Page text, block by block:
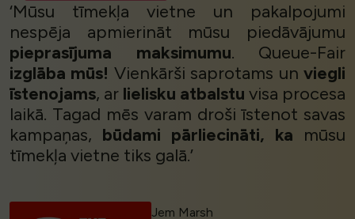
‘Mūsu tīmekļa vietne un pakalpojumi
nespēja apmierināt mūsu piedāvājumu
pieprasījuma maksimumu. Queue-Fair
izglāba mūs! Vienkārši saprotams unviegli
īstenojams, ar lielisku atbalstu visa procesa
laikā. Tagad mēs varam droši īstenot savas
kampaņas, būdami pārliecināti, ka mūsu
tīmekļa vietne tiks galā.’
Jem Marsh